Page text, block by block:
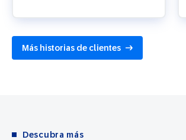
Más historias de clientes
Descubra más